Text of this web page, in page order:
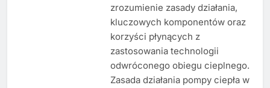
zrozumienie zasady działania,
kluczowych komponentów oraz
korzyści płynących z
zastosowania technologii
odwróconego obiegu cieplnego.
Zasada działania pompy ciepła w